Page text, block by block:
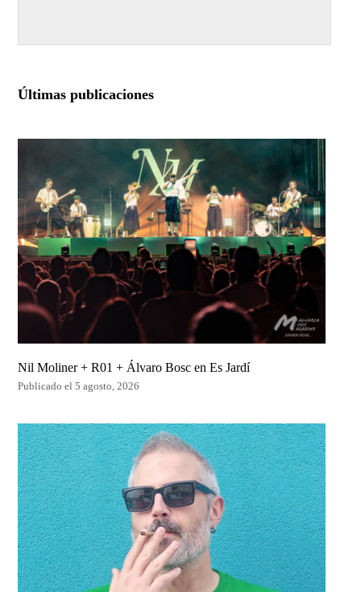
Últimas publicaciones
Nil Moliner + R01 + Álvaro Bosc en Es Jardí
Publicado el 5 agosto, 2026